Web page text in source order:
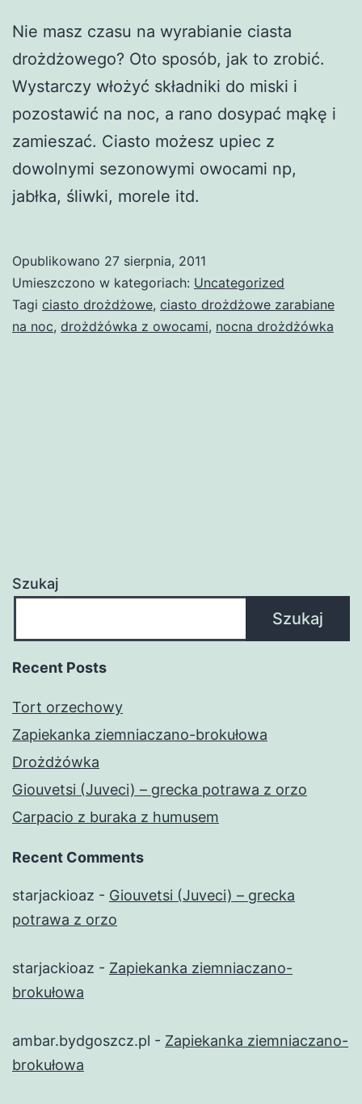
Nie masz czasu na wyrabianie ciasta
drożdżowego? Oto sposób, jak to zrobić.
Wystarczy włożyć składniki do miski i
pozostawić na noc, a rano dosypać mąkę i
zamieszać. Ciasto możesz upiec z
dowolnymi sezonowymi owocami np,
jabłka, śliwki, morele itd.
Opublikowano 27 sierpnia, 2011
Umieszczono w kategoriach: Uncategorized
Tagi ciasto drożdżowe, ciasto drożdżowe zarabiane
na noc, drożdżówka z owocami, nocna drożdżówka
Szukaj
Szukaj
Recent Posts
Tort orzechowy
Zapiekanka ziemniaczano-brokułowa
Drożdżówka
Giouvetsi (Juveci) – grecka potrawa z orzo
Carpacio z buraka z humusem
Recent Comments
starjackioaz - Giouvetsi (Juveci) – grecka
potrawa z orzo
starjackioaz - Zapiekanka ziemniaczano-
brokułowa
ambar.bydgoszcz.pl - Zapiekanka ziemniaczano-
brokułowa